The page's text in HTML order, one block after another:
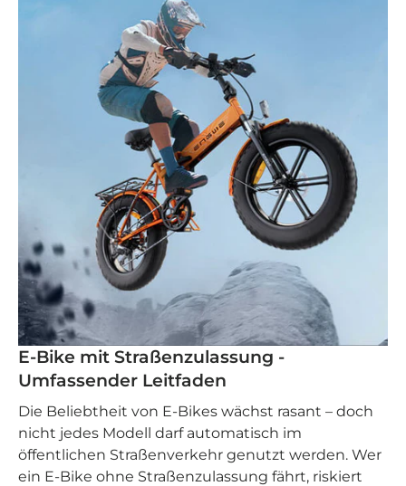
E-Bike mit Straßenzulassung -
Umfassender Leitfaden
Die Beliebtheit von E-Bikes wächst rasant – doch
nicht jedes Modell darf automatisch im
öffentlichen Straßenverkehr genutzt werden. Wer
ein E-Bike ohne Straßenzulassung fährt, riskiert